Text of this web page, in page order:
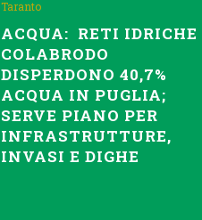
Taranto
ACQUA: RETI IDRICHE
COLABRODO
DISPERDONO 40,7%
ACQUA IN PUGLIA;
SERVE PIANO PER
INFRASTRUTTURE,
INVASI E DIGHE